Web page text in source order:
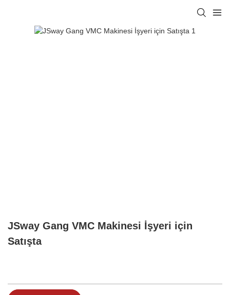
JSway Gang VMC Makinesi İşyeri için
Satışta